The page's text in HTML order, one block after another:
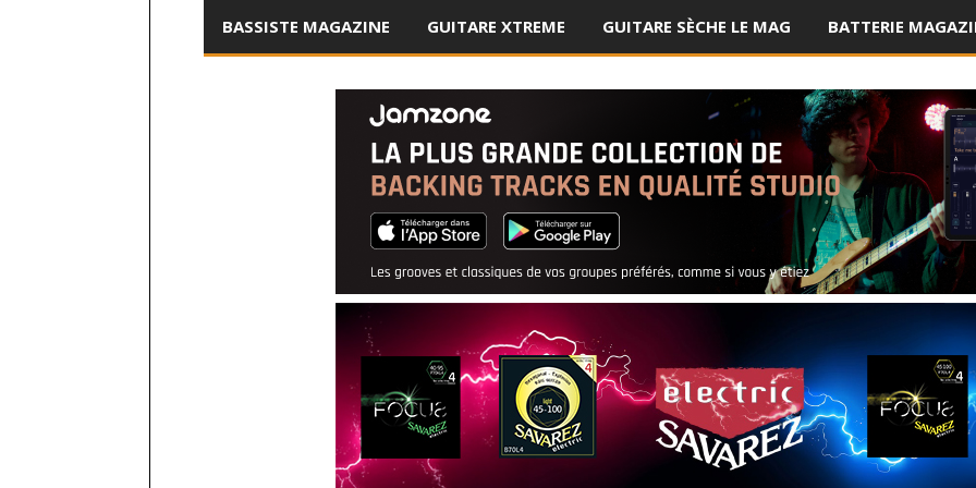
BASSISTE MAGAZINE GUITARE XTREME GUITARE SÈCHE LE MAG BATTERIE